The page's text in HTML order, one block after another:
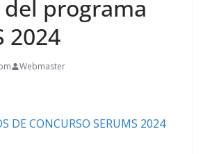
programa
2024
Webmaster
DE CONCURSO SERUMS 2024